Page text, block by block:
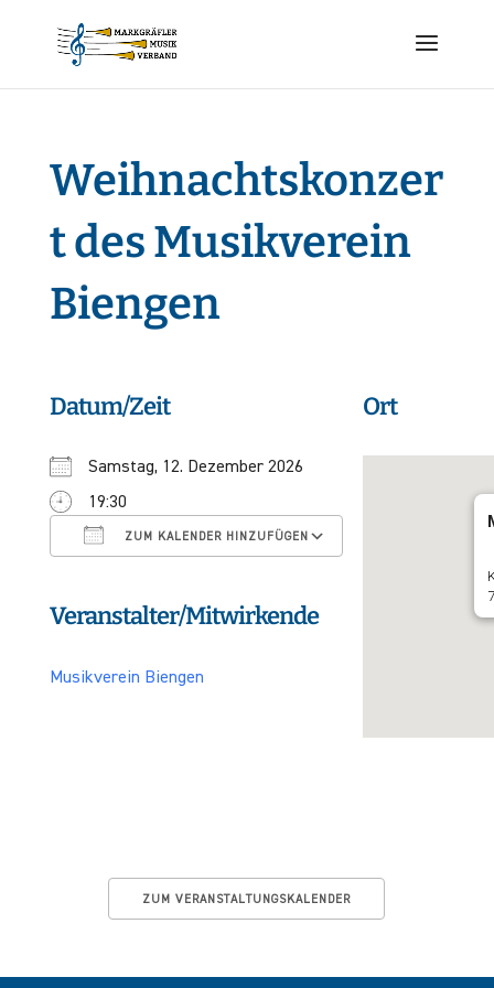
Weihnachtskonzer
t des Musikverein
Biengen
Datum/Zeit
Samstag, 12. Dezember 2026
19:30
ZUM KALENDER HINZUFÜGEN
ICS herunterladen
Veranstalter/Mitwirkende
Musikverein Biengen
Ort
ZUM VERANSTALTUNGSKALENDER